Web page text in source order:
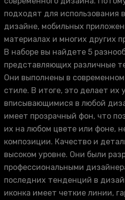
подходят для использования
дизайне, мобильных
материалах и многих других
В наборе вы найдете 5
представляющих различные
Они выполнены в
стиле. В итоге, это делает их
вписывающимися в любой
имеет прозрачный фон, что
их на любом цвете или фоне,
композиции. Качество и
высоком уровне. Они были
профессиональными
последних тенденций в
иконка имеет четкие линии,